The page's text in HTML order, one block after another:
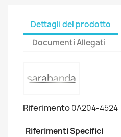
Dettagli del prodotto
Documenti Allegati
Riferimento0A204-4524
Riferimenti Specifici